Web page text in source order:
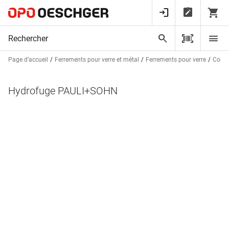
Page d’accueil Ferrements pour verre et métal Ferrements pour verre
Hydrofuge PAULI+SOHN